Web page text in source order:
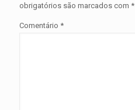
obrigatórios são marcados com *
Comentário *